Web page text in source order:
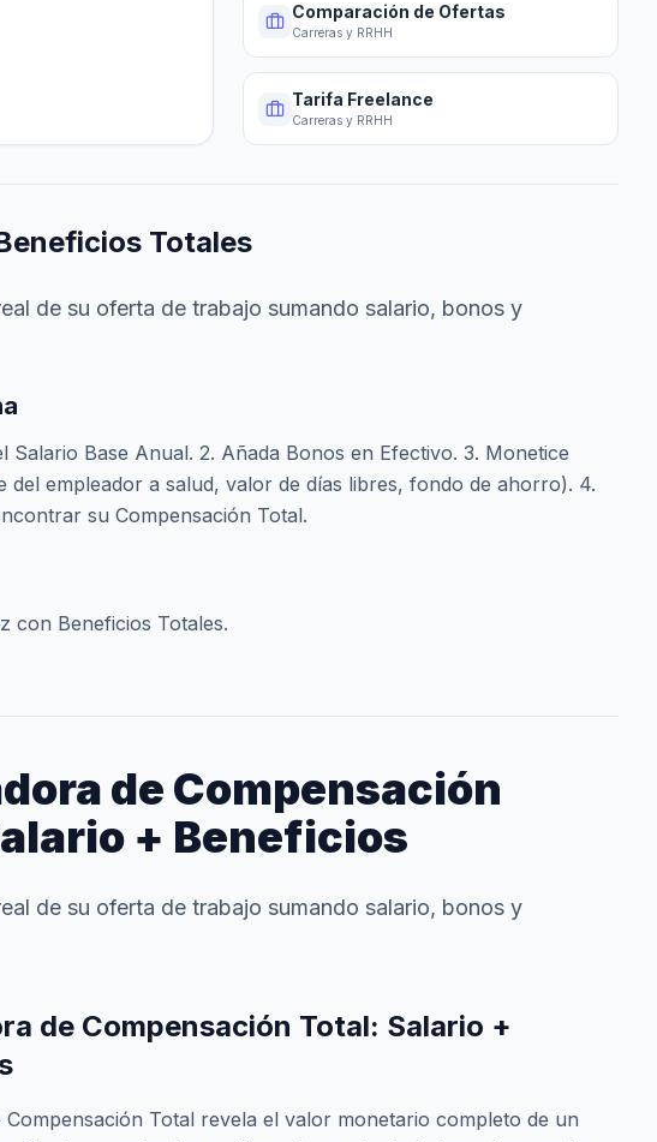
Comparación de Ofertas
Carreras y RRHH
Tarifa Freelance
Carreras y RRHH
Totales
de su oferta de trabajo sumando salario, bonos y
Salario Base Anual. 2. Añada Bonos en Efectivo. 3. Monetice
del empleador a salud, valor de días libres, fondo de ahorro). 4.
su Compensación Total.
con Beneficios Totales.
de Compensación
+ Beneficios
de su oferta de trabajo sumando salario, bonos y
de Compensación Total: Salario +
Compensación Total revela el valor monetario completo de un